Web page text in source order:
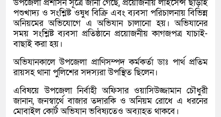
উপজেলা প্রশাসন সূত্রে জানা গেছে, প্রয়োজনীয় লাইসেন্স ছাড়াই
পশুখাদ্য ও সংশ্লিষ্ট ওষুধ বিক্রি এবং ব্যবসা পরিচালনায় বিভিন্ন
অনিয়মের অভিযোগে এ অভিযান চালানো হয়। অভিযানের
সময় সংশ্লিষ্ট ব্যবসা প্রতিষ্ঠানে প্রয়োজনীয় কাগজপত্র যাচাই-
বাছাই করা হয়।
অভিযানকালে উপজেলা প্রাণিসম্পদ কর্মকর্তা ডাঃ পার্থ প্রতিম
রায়সহ থানা পুলিশের সদস্যরা উপস্থিত ছিলেন।
এবিষয়ে উপজেলা নির্বাহী অফিসার ওয়াসিউজ্জামান চৌধুরী
জানান, জনস্বার্থে বাজার তদারকি ও অনিয়ম রোধে এ ধরনের
মোবাইল কোর্ট অভিযান ভবিষ্যতেও অব্যাহত থাকবে।